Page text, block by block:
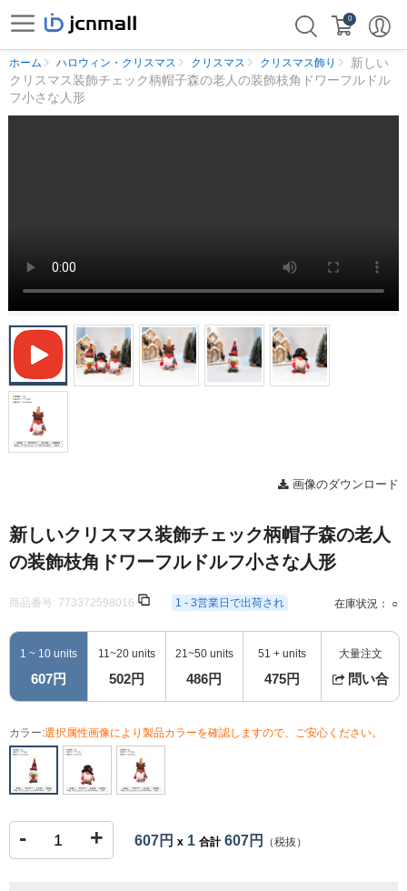
0
ホーム ハロウィン・クリスマス クリスマス クリスマス飾り
新しい
クリスマス装飾チェック柄帽子森の老人の装飾枝角ドワーフルドル
フ小さな人形
画像のダウンロード
新しいクリスマス装飾チェック柄帽子森の老人
の装飾枝角ドワーフルドルフ小さな人形
商品番号: 773372598016 1 - 3営業日で出荷され 在庫状況： ○
1 ~ 10 units
607円
11~20 units
502円
21~50 units
486円
51 + units
475円
大量注文
問い合
カラー:選択属性画像により製品カラーを確認しますので、ご安心ください。
- + 607円 x 1 合計607円 （税抜）